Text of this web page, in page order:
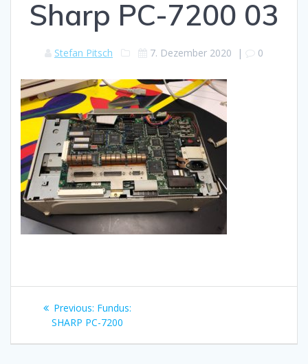
Sharp PC-7200 03
Stefan Pitsch 7. Dezember 2020 | 0
Beitragsnavigation
Previous: Previous
post:
Fundus:
SHARP PC-7200